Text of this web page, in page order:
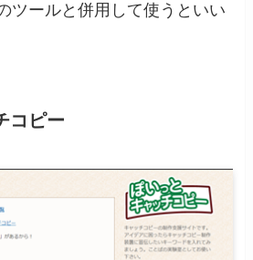
ツールと併用して使うといい
コピー